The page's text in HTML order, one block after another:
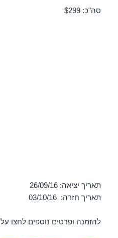
סה"כ: $299
תאריך יציאה: 26/09/16
תאריך חזרה: 03/10/16
להזמנה ופרטים נוספים לחצו על